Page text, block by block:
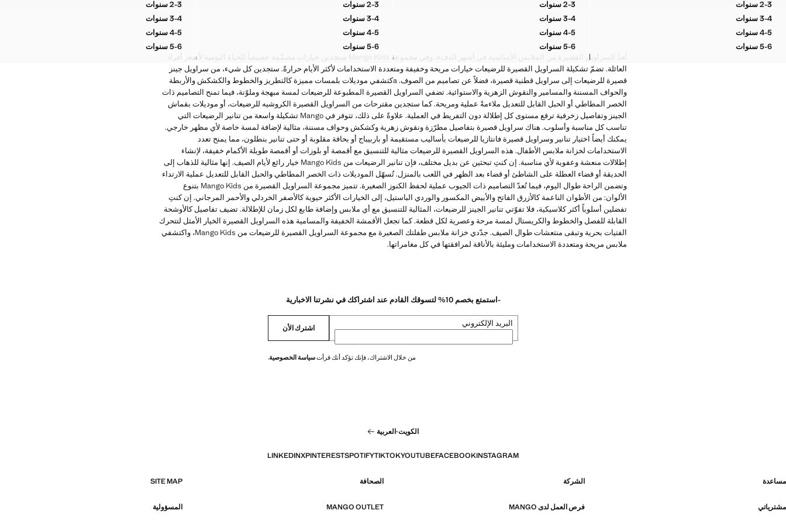
2-3 سنوات شورت بساق مستقيمة وتطريز أزهار
3-4 سنوات شورت بساق مستقيمة وتطريز أزهار
4-5 سنوات شورت بساق مستقيمة وتطريز أزهار
5-6 سنوات شورت بساق مستقيمة وتطريز أزهار
2-3 سنوات شورت قطني مع ربطة عنق
3-4 سنوات شورت قطني مع ربطة عنق
4-5 سنوات شورت قطني مع ربطة عنق
5-6 سنوات شورت قطني مع ربطة عنق
2-3 سنوات شورت كروشيه بتفاصيل مطرزة
3-4 سنوات شورت كروشيه بتفاصيل مطرزة
4-5 سنوات شورت كروشيه بتفاصيل مطرزة
5-6 سنوات شورت كروشيه بتفاصيل مطرزة
2-3 سنوات شورت كتان وقطن مزين بالخرز
3-4 سنوات شورت كتان وقطن مزين بالخرز
4-5 سنوات شورت كتان وقطن مزين بالخرز
5-6 سنوات شورت كتان وقطن مزين بالخرز
تُعدّ السراويل القصيرة من الملابس الأساسية في أشهر الدفء، وفي مجموعة Mango Kids ستجدين خيارات مصمَّمة خصيصاً للحياة اليومية لأصغر أفراد
العائلة. تضمّ تشكيلة السراويل القصيرة للرضيعات خيارات مريحة وخفيفة ومتعددة الاستخدامات لأكثر الأيام حرارةً. ستجدين كل شيء، من سراويل جينز
قصيرة للرضيعات إلى سراويل قطنية قصيرة، فضلاً عن تصاميم من الصوف. aكتشفي موديلات بلمسات مميزة كالتطريز والخطوط والكشكش والأربطة
والحواف المسننة والمسامير والنقوش الزهرية والاستوائية. تضفي السراويل القصيرة المطبوعة للرضيعات لمسة مبهجة وملوّنة، فيما تمنح التصاميم ذات
الخصر المطاطي أو الحبل القابل للتعديل ملاءمةً عملية ومريحة. كما ستجدين مقترحات من السراويل القصيرة الكروشيه للرضيعات، أو موديلات بقماش
الجينز وتفاصيل زخرفية ترفع مستوى كل إطلالة دون التفريط في العملية. علاوةً على ذلك، تتوفر في Mango تشكيلة واسعة من تنانير الرضيعات التي
تناسب كل مناسبة وأسلوب. هناك سراويل قصيرة بتفاصيل مطرّزة ونقوش زهرية وكشكش وحواف مسننة، مثالية لإضافة لمسة خاصة لأي مظهر خارجي.
يمكنك أيضاً اختيار تنانير وسراويل قصيرة فانتازيا للرضيعات بأساليب مستقيمة أو باربيباج أو بحافة مقلوبة أو حتى تنانير بنطلون، مما يمنح تعدد
الاستخدامات لخزانة ملابس الأطفال. هذه السراويل القصيرة للرضيعات مثالية للتنسيق مع أقمصة أو بلوزات أو أقمصة طويلة الأكمام خفيفة، لإنشاء
إطلالات منعشة وعفوية لأي مناسبة. إن كنتِ تبحثين عن بديل مختلف، فإن تنانير الرضيعات من Mango Kids خيار رائع لأيام الصيف. إنها مثالية للذهاب إلى
الحديقة أو قضاء العطلة على الشاطئ أو قضاء بعد الظهر في اللعب بالمنزل. تُسهّل الموديلات ذات الخصر المطاطي والحبل القابل للتعديل عملية الارتداء
وتضمن الراحة طوال اليوم، فيما تُعدّ التصاميم ذات الجيوب عملية لحفظ الكنوز الصغيرة. تتميز مجموعة السراويل القصيرة من Mango Kids بتنوع
الألوان: من الأطوان الناعمة كالأزرق الفاتح والأبيض المكسور والوردي الباستيل، إلى الخيارات الأكثر حيوية كالأصفر الخردلي والأحمر المرجاني. إن كنتِ
تفضلين أسلوباً أكثر كلاسيكية، فلا تفوّتي تنانير الجينز للرضيعات، المثالية للتنسيق مع أي ملابس وإضافة طابع لكل زمان للإطلالة. تضيف تفاصيل كالأوشحة
القابلة للفصل والخطوط والكريستال لمسة مرحة وعصرية لكل قطعة. كما تجعل الأقمشة الخفيفة والمسامية هذه السراويل القصيرة الخيار الأمثل لتتحرك
الفتيات بحرية وتبقى منتعشات طوال الصيف. جدّدي خزانة ملابس طفلتك الصغيرة مع مجموعة السراويل القصيرة للرضيعات من Mango Kids، واكتشفي
ملابس مريحة ومتعددة الاستخدامات ومليئة بالأناقة لمرافقتها في كل مغامراتها.
-استمتع بخصم 10% لتسوقك القادم عند اشتراكك في نشرتنا الاخبارية
البريد الإلكتروني اشترك الأن
من خلال الاشتراك، فإنك تؤكد أنك قرأتسياسة الخصوصية.
الكويت·العربية
INSTAGRAM
FACEBOOK
YOUTUBE
TIKTOK
SPOTIFY
PINTEREST
X
LINKEDIN
مساعدة الشركة الصحافة SITE MAP
مشترياتي فرص العمل لدى MANGO MANGO OUTLET المسؤولية